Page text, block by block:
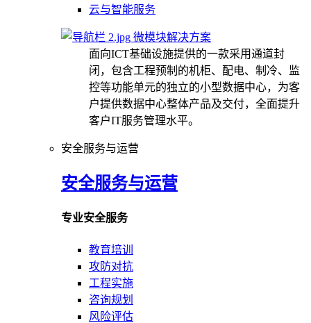
云与智能服务
微模块解决方案
面向ICT基础设施提供的一款采用通道封
闭，包含工程预制的机柜、配电、制冷、监
控等功能单元的独立的小型数据中心，为客
户提供数据中心整体产品及交付，全面提升
客户IT服务管理水平。
安全服务与运营
安全服务与运营
专业安全服务
教育培训
攻防对抗
工程实施
咨询规划
风险评估